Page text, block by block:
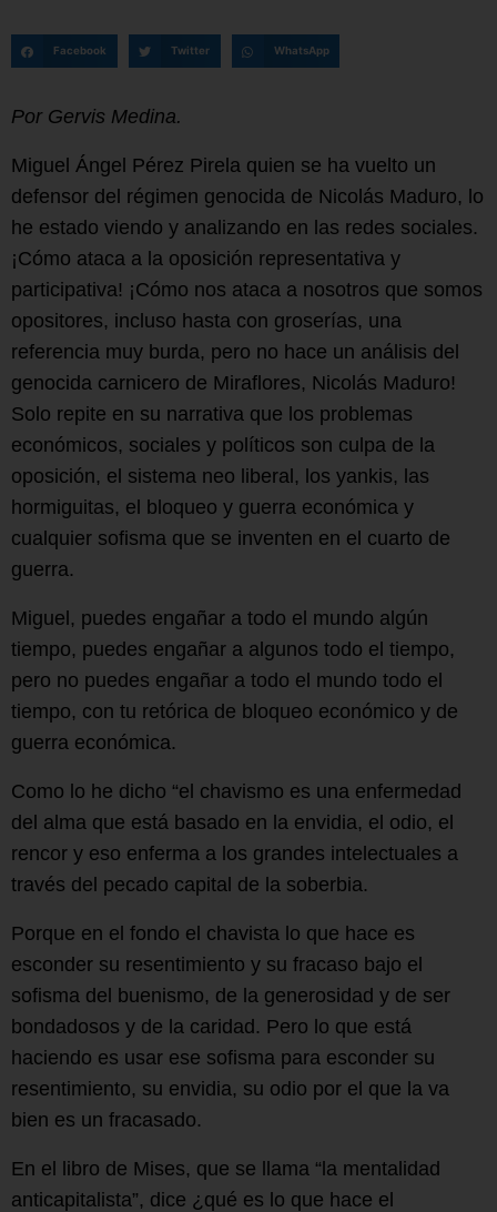
Facebook Twitter WhatsApp
Por Gervis Medina.
Miguel Ángel Pérez Pirela quien se ha vuelto un
defensor del régimen genocida de Nicolás Maduro, lo
he estado viendo y analizando en las redes sociales.
¡Cómo ataca a la oposición representativa y
participativa! ¡Cómo nos ataca a nosotros que somos
opositores, incluso hasta con groserías, una
referencia muy burda, pero no hace un análisis del
genocida carnicero de Miraflores, Nicolás Maduro!
Solo repite en su narrativa que los problemas
económicos, sociales y políticos son culpa de la
oposición, el sistema neo liberal, los yankis, las
hormiguitas, el bloqueo y guerra económica y
cualquier sofisma que se inventen en el cuarto de
guerra.
Miguel, puedes engañar a todo el mundo algún
tiempo, puedes engañar a algunos todo el tiempo,
pero no puedes engañar a todo el mundo todo el
tiempo, con tu retórica de bloqueo económico y de
guerra económica.
Como lo he dicho “el chavismo es una enfermedad
del alma que está basado en la envidia, el odio, el
rencor y eso enferma a los grandes intelectuales a
través del pecado capital de la soberbia.
Porque en el fondo el chavista lo que hace es
esconder su resentimiento y su fracaso bajo el
sofisma del buenismo, de la generosidad y de ser
bondadosos y de la caridad. Pero lo que está
haciendo es usar ese sofisma para esconder su
resentimiento, su envidia, su odio por el que la va
bien es un fracasado.
En el libro de Mises, que se llama “la mentalidad
anticapitalista”, dice ¿qué es lo que hace el